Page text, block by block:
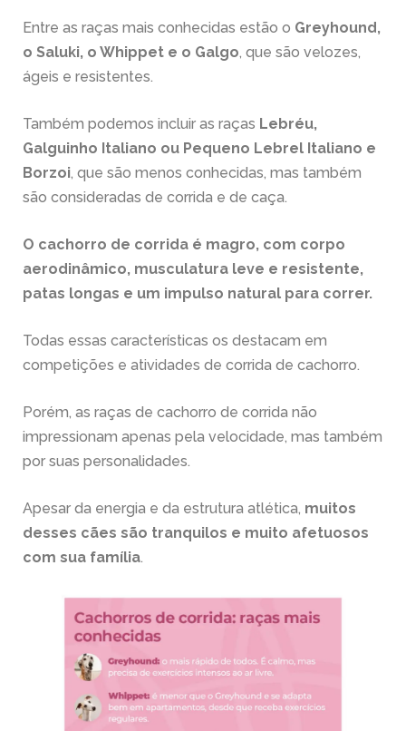
Entre as raças mais conhecidas estão o Greyhound,
o Saluki, o Whippet e o Galgo, que são velozes,
ágeis e resistentes.
Também podemos incluir as raças Lebréu,
Galguinho Italiano ou Pequeno Lebrel Italiano e
Borzoi, que são menos conhecidas, mas também
são consideradas de corrida e de caça.
O cachorro de corrida é magro, com corpo
aerodinâmico, musculatura leve e resistente,
patas longas e um impulso natural para correr.
Todas essas características os destacam em
competições e atividades de corrida de cachorro.
Porém, as raças de cachorro de corrida não
impressionam apenas pela velocidade, mas também
por suas personalidades.
Apesar da energia e da estrutura atlética, muitos
desses cães são tranquilos e muito afetuosos
com sua família.